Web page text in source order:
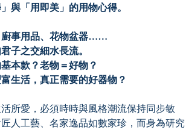
與「用即美」的用物心得。
事用品、花物盆器……
之交細水長流。
款？老物＝好物？
活，真正需要的好器物？
愛，必須時時與風格潮流保持同步敏
人工藝、名家逸品如數家珍，而身為研究